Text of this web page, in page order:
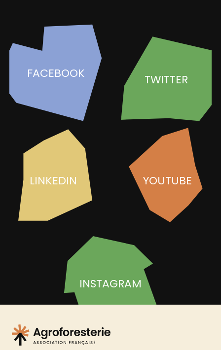
FACEBOOK TWITTER
LINKEDIN YOUTUBE
INSTAGRAM